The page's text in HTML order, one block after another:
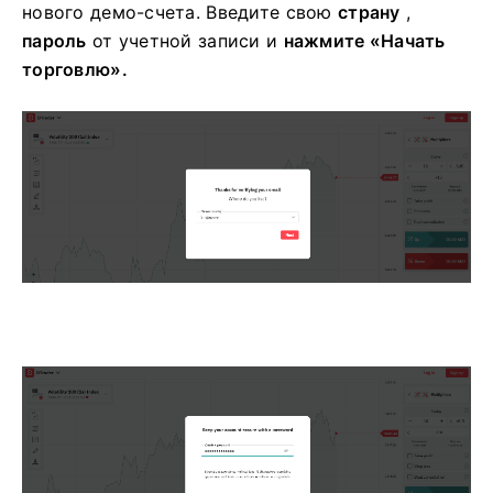
нового демо-счета. Введите свою страну ,
пароль от учетной записи и нажмите «Начать
торговлю».